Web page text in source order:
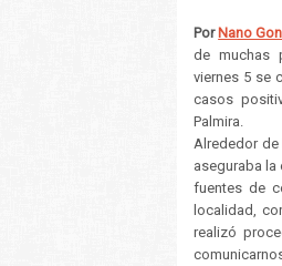
Por Nano
de muchas
viernes 5 se
casos
Palmira.
Alrededor
aseguraba la
fuentes de
localidad,
realizó